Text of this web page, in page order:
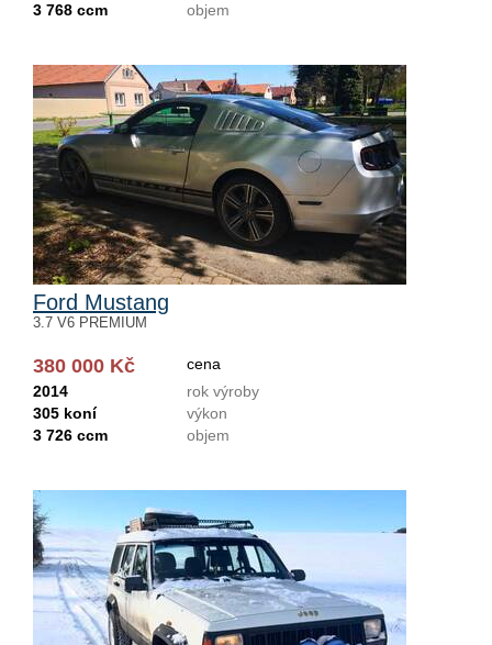
3 768 ccm
objem
Ford Mustang
3.7 V6 PREMIUM
380 000 Kč
cena
2014
rok výroby
305 koní
výkon
3 726 ccm
objem